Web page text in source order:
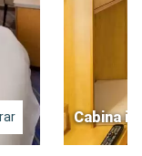
Cabina